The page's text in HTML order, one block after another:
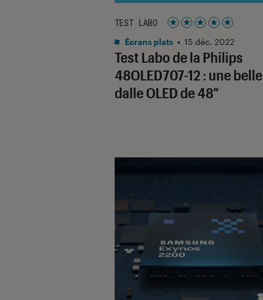
Test Labo de la Philips
48OLED707-12 : une belle
dalle OLED de 48″
TEST LABO
Noté 5 étoiles sur 5
Écrans plats • 15 déc. 2022